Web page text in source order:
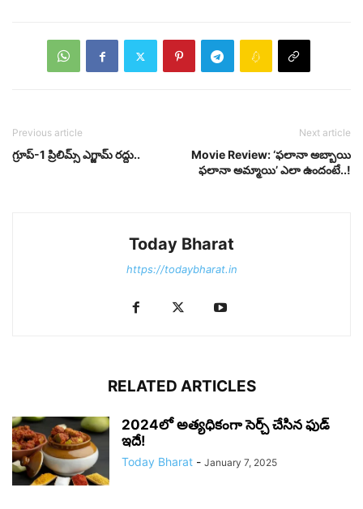
Previous article
గ్రూప్‌-1 ప్రిలిమ్స్‌ ఎగ్జామ్‌ రద్దు..
Next article
Movie Review: ‘ఫలానా అబ్బాయి
ఫలానా అమ్మాయి’ ఎలా ఉందంటే..!
Today Bharat
https://todaybharat.in
RELATED ARTICLES
2024లో అత్యధికంగా సెర్చ్ చేసిన ఫుడ్
ఇదే!
Today Bharat - January 7, 2025